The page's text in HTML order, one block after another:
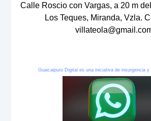
Calle Roscio con Vargas, a 20 m
Los Teques, Miranda, Vzla.
Guaicaipuro Digital es una iniciativa de insurgencia